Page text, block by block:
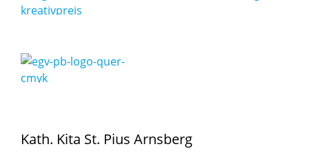
Kath. Kita St. Pius Arnsberg